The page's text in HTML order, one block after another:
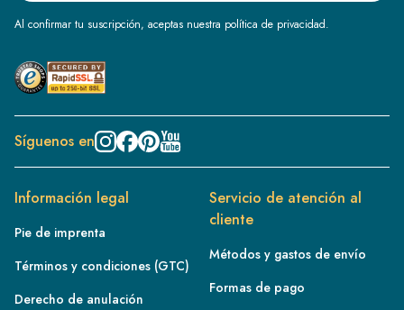
Al confirmar tu suscripción, aceptas nuestra política de privacidad.
Síguenos en
Información legal
Pie de imprenta
Términos y condiciones (GTC)
Derecho de anulación
Servicio de atención al
cliente
Métodos y gastos de envío
Formas de pago